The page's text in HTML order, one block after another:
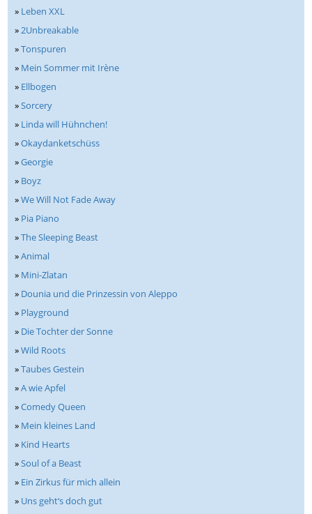
» Leben XXL
»2Unbreakable
»Tonspuren
» Mein Sommer mit Irène
» Ellbogen
»Sorcery
» Linda will Hühnchen!
»Okaydanketschüss
»Georgie
» Boyz
»We Will Not Fade Away
» Pia Piano
»The Sleeping Beast
»Animal
» Mini-Zlatan
» Dounia und die Prinzessin von Aleppo
» Playground
» Die Tochter der Sonne
»Wild Roots
»Taubes Gestein
»A wie Apfel
»Comedy Queen
» Mein kleines Land
» Kind Hearts
»Soul of a Beast
» Ein Zirkus für mich allein
» Uns geht‘s doch gut